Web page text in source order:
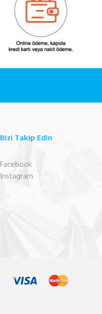
Bizi Takip Edin
Facebook
Instagram